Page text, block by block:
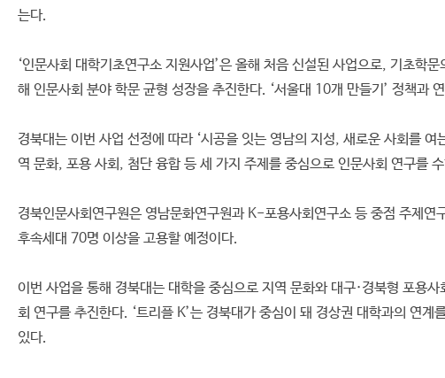
는다.
‘인문사회 대학기초연구소 지원사업’은 올해 처음 신설된 사업으로, 기초학
해 인문사회 분야 학문 균형 성장을 추진한다. ‘서울대 10개 만들기’ 정책과
경북대는 이번 사업 선정에 따라 ‘시공을 잇는 영남의 지성, 새로운 사회를
역 문화, 포용 사회, 첨단 융합 등 세 가지 주제를 중심으로 인문사회 연구를
경북인문사회연구원은 영남문화연구원과 K-포용사회연구소 등 중점 주제
후속세대 70명 이상을 고용할 예정이다.
이번 사업을 통해 경북대는 대학을 중심으로 지역 문화와 대구·경북형 포용
회 연구를 추진한다. ‘트리플 K’는 경북대가 중심이 돼 경상권 대학과의 연
있다.